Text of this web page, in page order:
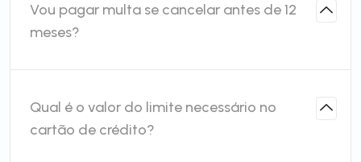
Vou pagar multa se cancelar antes de 12
meses?
Qual é o valor do limite necessário no
cartão de crédito?